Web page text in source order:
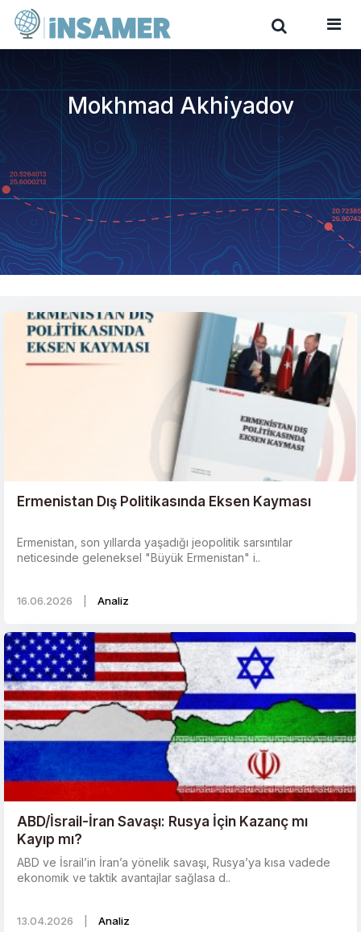
Mokhmad Akhiyadov
Ermenistan Dış Politikasında Eksen Kayması
Ermenistan, son yıllarda yaşadığı jeopolitik sarsıntılar
neticesinde geleneksel "Büyük Ermenistan" i..
16.06.2026 Analiz
ABD/İsrail-İran Savaşı: Rusya İçin Kazanç mı
Kayıp mı?
ABD ve İsrail’in İran’a yönelik savaşı, Rusya’ya kısa vadede
ekonomik ve taktik avantajlar sağlasa d..
13.04.2026 Analiz